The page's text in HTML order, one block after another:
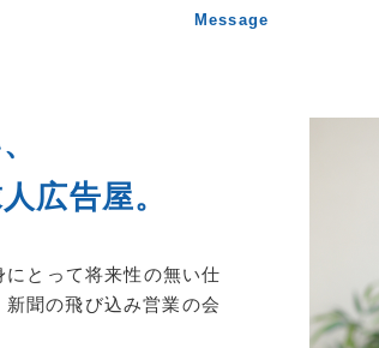
Message
広告屋。
とって将来性の無い仕
聞の飛び込み営業の会